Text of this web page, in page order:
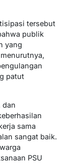
tersebut
publik
yang
patut
dan
sama
sangat baik.
PSU